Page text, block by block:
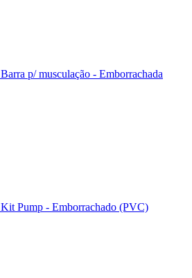
Barra p/ musculação - Emborrachada
Kit Pump - Emborrachado (PVC)